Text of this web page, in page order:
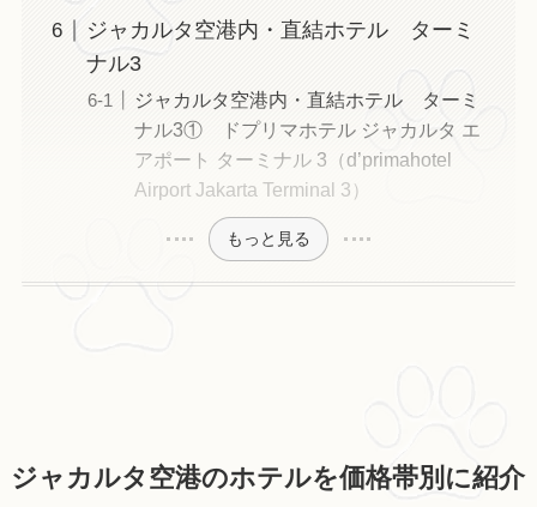
ジャカルタ空港内・直結ホテル ターミ
ナル3
ジャカルタ空港内・直結ホテル ターミ
ナル3① ドプリマホテル ジャカルタ エ
アポート ターミナル 3（d’primahotel
Airport Jakarta Terminal 3）
もっと見る
ジャカルタ空港のホテルを価格帯別に紹介